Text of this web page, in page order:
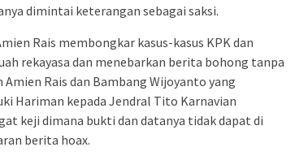
dimintai keterangan sebagai saksi.
Rais membongkar kasus-kasus KPK dan
rekayasa dan menebarkan berita bohong tanpa
Rais dan Bambang Wijoyanto yang
Hariman kepada Jendral Tito Karnavian
keji dimana bukti dan datanya tidak dapat di
berita hoax.